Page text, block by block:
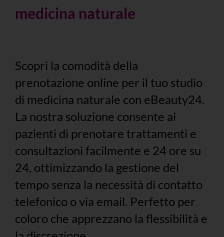
medicina naturale
Scopri la comodità della
prenotazione online per il tuo studio
di medicina naturale con eBeauty24.
La nostra soluzione consente ai
pazienti di prenotare trattamenti e
consultazioni facilmente e 24 ore su
24, ottimizzando la gestione del
tempo senza la necessità di contatto
telefonico o via email. Perfetto per
coloro che apprezzano la flessibilità e